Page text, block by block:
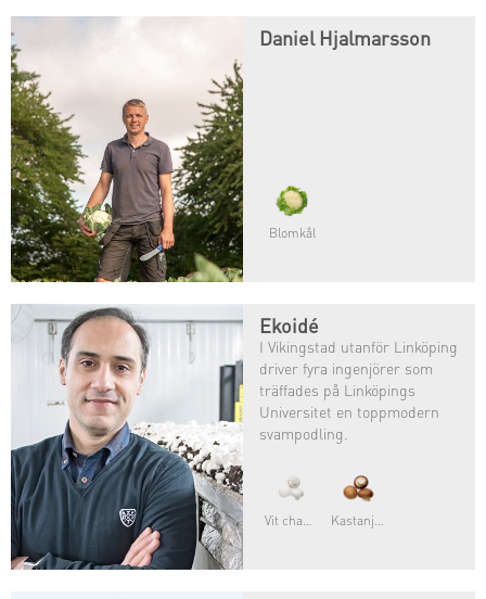
Daniel Hjalmarsson
Blomkål
Ekoidé
I Vikingstad utanför Linköping
driver fyra ingenjörer som
träffades på Linköpings
Universitet en toppmodern
svampodling.
Vit champinjon Kastanjechampinjon